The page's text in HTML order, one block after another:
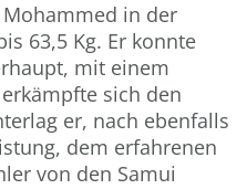
in der
63,5 Kg. Er konnte
mit einem
sich den
er, nach ebenfalls
dem erfahrenen
von den Samui